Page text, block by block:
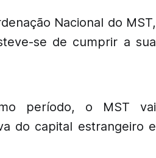
Nacional do MST,
se de cumprir a sua
período, o MST vai
do capital estrangeiro e